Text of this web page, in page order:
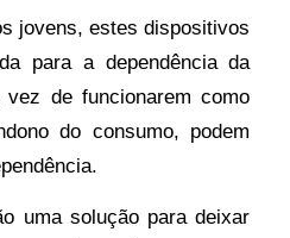
jovens, estes dispositivos
para a dependência da
de funcionarem como
do consumo, podem
uma solução para deixar